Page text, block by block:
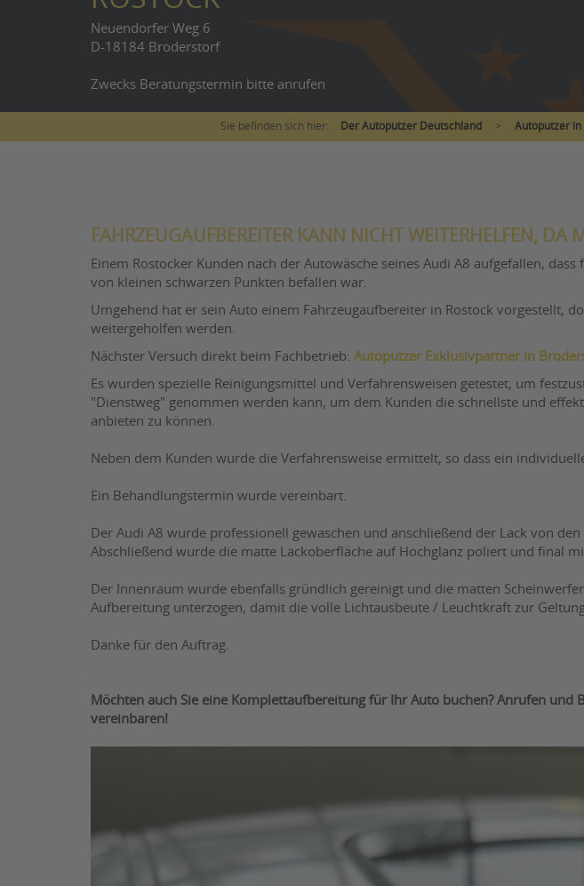
Neuendorfer Weg 6
D-18184 Broderstorf
Zwecks Beratungstermin bitte anrufen
Sie befinden sich hier: Der Autoputzer Deutschland > Autoputzer in
FAHRZEUGAUFBEREITER KANN NICHT WEITERHELFEN, DA
Einem Rostocker Kunden nach der Autowäsche seines Audi A8 aufgefallen, dass
von kleinen schwarzen Punkten befallen war.
Umgehend hat er sein Auto einem Fahrzeugaufbereiter in Rostock vorgestellt,
weitergeholfen werden.
Nächster Versuch direkt beim Fachbetrieb: Autoputzer Exklusivpartner in
Es wurden spezielle Reinigungsmittel und Verfahrensweisen getestet, um
"Dienstweg" genommen werden kann, um dem Kunden die schnellste und
anbieten zu können.
Neben dem Kunden wurde die Verfahrensweise ermittelt, so dass ein
Ein Behandlungstermin wurde vereinbart.
Der Audi A8 wurde professionell gewaschen und anschließend der Lack von
Abschließend wurde die matte Lackoberfläche auf Hochglanz poliert und final
Der Innenraum wurde ebenfalls gründlich gereinigt und die matten
Aufbereitung unterzogen, damit die volle Lichtausbeute / Leuchtkraft zur
Danke für den Auftrag.
Möchten auch Sie eine Komplettaufbereitung für Ihr Auto buchen? Anrufen und
vereinbaren!